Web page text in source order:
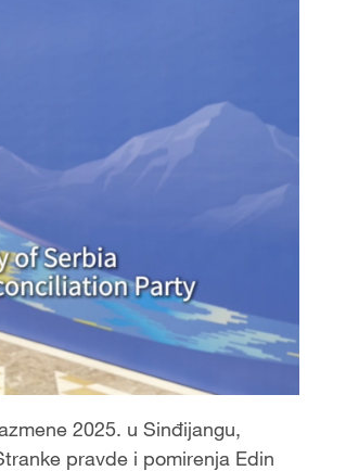
2025. u Sinđijangu,
pravde i pomirenja Edin